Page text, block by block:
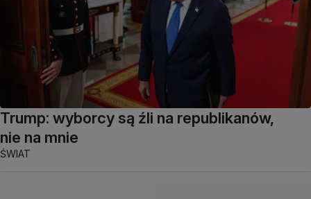
Trump: wyborcy są źli na republikanów,
nie na mnie
ŚWIAT